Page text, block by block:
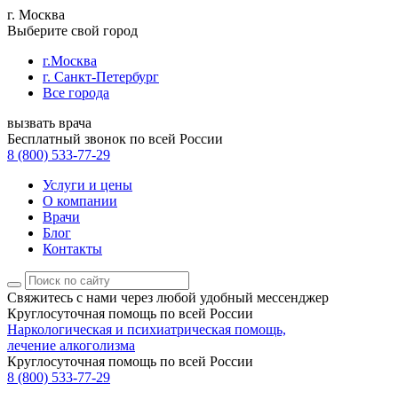
г. Москва
Выберите свой город
г.Москва
г. Санкт-Петербург
Все города
вызвать врача
Бесплатный звонок по всей России
8 (800) 533-77-29
Услуги и цены
О компании
Врачи
Блог
Контакты
Свяжитесь с нами через любой удобный мессенджер
Круглосуточная помощь по всей России
Наркологическая и психиатрическая помощь,
лечение алкоголизма
Круглосуточная помощь по всей России
8 (800) 533-77-29